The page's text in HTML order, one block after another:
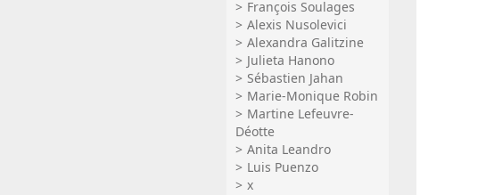
François Soulages
Alexis Nusolevici
Alexandra Galitzine
Julieta Hanono
Sébastien Jahan
Marie-Monique Robin
Martine Lefeuvre-
Déotte
Anita Leandro
Luis Puenzo
x